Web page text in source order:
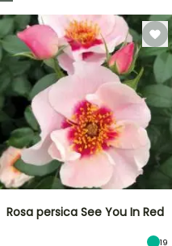
Rosa persica See You In Red
19